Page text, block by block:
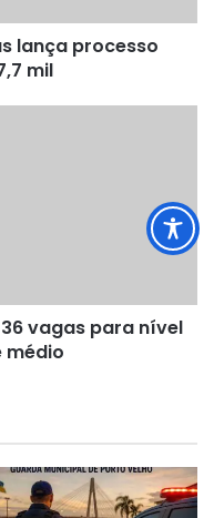
lança processo
mil
36 vagas para nível
médio